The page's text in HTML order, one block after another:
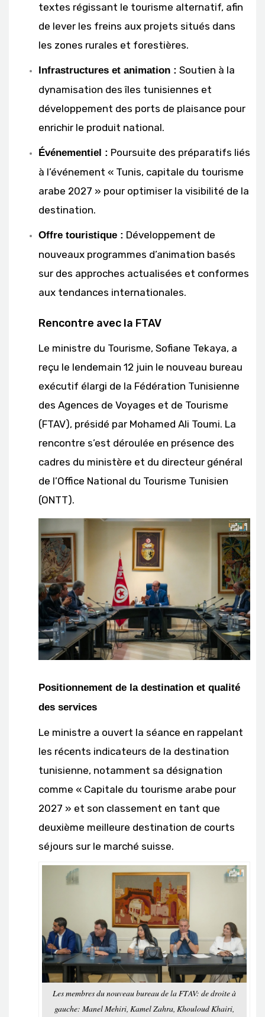
textes régissant le tourisme alternatif, afin
de lever les freins aux projets situés dans
les zones rurales et forestières.
Infrastructures et animation : Soutien à la
dynamisation des îles tunisiennes et
développement des ports de plaisance pour
enrichir le produit national.
Événementiel : Poursuite des préparatifs liés
à l’événement « Tunis, capitale du tourisme
arabe 2027 » pour optimiser la visibilité de la
destination.
Offre touristique : Développement de
nouveaux programmes d’animation basés
sur des approches actualisées et conformes
aux tendances internationales.
Rencontre avec la FTAV
Le ministre du Tourisme, Sofiane Tekaya, a
reçu le lendemain 12 juin le nouveau bureau
exécutif élargi de la Fédération Tunisienne
des Agences de Voyages et de Tourisme
(FTAV), présidé par Mohamed Ali Toumi. La
rencontre s’est déroulée en présence des
cadres du ministère et du directeur général
de l’Office National du Tourisme Tunisien
(ONTT).
Positionnement de la destination et qualité
des services
Le ministre a ouvert la séance en rappelant
les récents indicateurs de la destination
tunisienne, notamment sa désignation
comme « Capitale du tourisme arabe pour
2027 » et son classement en tant que
deuxième meilleure destination de courts
séjours sur le marché suisse.
Les membres du nouveau bureau de la FTAV: de droite à
gauche: Manel Mehiri, Kamel Zahra, Khouloud Khairi,